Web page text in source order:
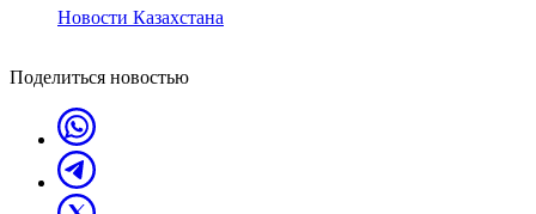
Новости Казахстана
Поделиться новостью